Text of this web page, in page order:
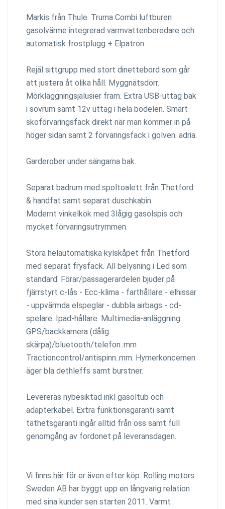
Markis från Thule. Truma Combi luftburen
gasolvärme integrerad varmvattenberedare och
automatisk frostplugg + Elpatron.
Rejäl sittgrupp med stort dinettebord som går
att justera åt olika håll. Myggnätsdörr.
Mörkläggningsjalusier fram. Extra USB-uttag bak
i sovrum samt 12v uttag i hela bodelen. Smart
skoförvaringsfack direkt när man kommer in på
höger sidan samt 2 förvaringsfack i golven. adria.
Garderober under sängarna bak.
Separat badrum med spoltoalett från Thetford
& handfat samt separat duschkabin.
Modernt vinkelkök med 3lågig gasolspis och
mycket förvaringsutrymmen.
Stora helautomatiska kylskåpet från Thetford
med separat frysfack. All belysning i Led som
standard. Förar/passagerardelen bjuder på
fjärrstyrt c-lås - Ecc-klima - farthållare - elhissar
- uppvärmda elspeglar - dubbla airbags - cd-
spelare. Ipad-hållare. Multimedia-anläggning:
GPS/backkamera (dålig
skärpa)/bluetooth/telefon..mm
Tractioncontrol/antispinn..mm. Hymerkoncernen
äger bla dethleffs samt burstner.
Levereras nybesiktad inkl gasoltub och
adapterkabel. Extra funktionsgaranti samt
täthetsgaranti ingår alltid från oss samt full
genomgång av fordonet på leveransdagen.
Vi finns här för er även efter köp. Rolling motors
Sweden AB har byggt upp en långvarig relation
med sina kunder sen starten 2011. Varmt